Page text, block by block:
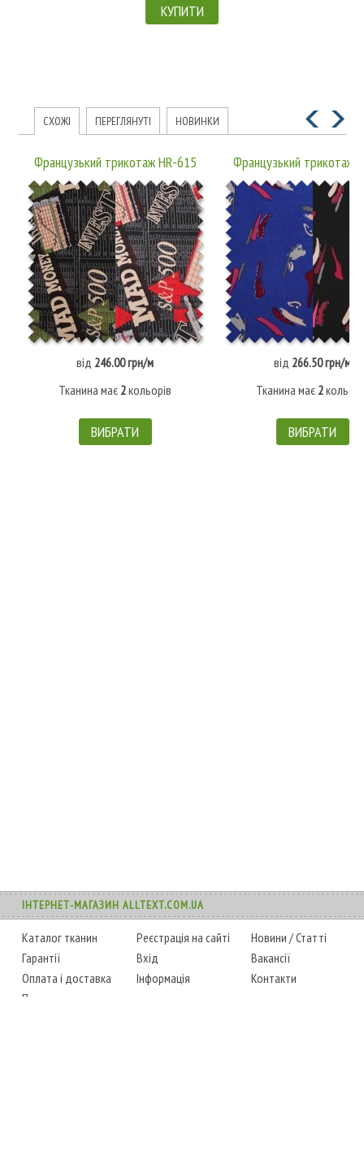
КУПИТИ
СХОЖІ ПЕРЕГЛЯНУТІ НОВИНКИ
Французький трикотаж HR-615
від 246.00 грн/м
Тканина має 2кольорів
ВИБРАТИ
Французький трикотаж
від 266.50 грн/м
Тканина має 2
ВИБРАТИ
ІНТЕРНЕТ-МАГАЗИН ALLTEXT.COM.UA
Каталог тканин
Гарантії
Оплата і доставка
Повернення товару
Реєстрація на сайті
Вхід
Інформація
Новини /Статті
Вакансії
Контакти